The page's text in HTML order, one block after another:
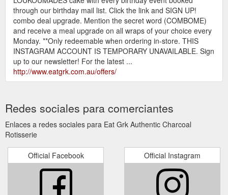
through our birthday mail list. Click the link and SIGN UP!
combo deal upgrade. Mention the secret word (COMBOME)
and receive a meal upgrade on all wraps of your choice every
Monday. **Only redeemable when ordering in-store. THIS
INSTAGRAM ACCOUNT IS TEMPORARY UNAVAILABLE. Sign
up to our newsletter! For the latest ...
http://www.eatgrk.com.au/offers/
Redes sociales para comerciantes
Enlaces a redes sociales para Eat Grk Authentic Charcoal
Rotisserie
Official Facebook Official Instagram